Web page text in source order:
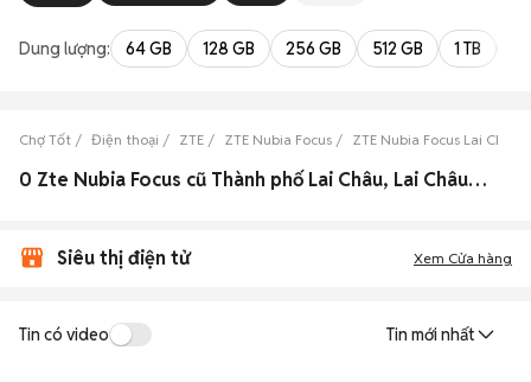
Dung lượng: 64 GB 128 GB 256 GB 512 GB 1 TB
Chợ Tốt Điện thoại ZTE ZTE Nubia Focus ZTE Nubia Focus Lai Châu
0 Zte Nubia Focus cũ Thành phố Lai Châu, Lai Châu đẹp
Siêu thị điện tử Xem Cửa hàng
Tin có video Tin mới nhất